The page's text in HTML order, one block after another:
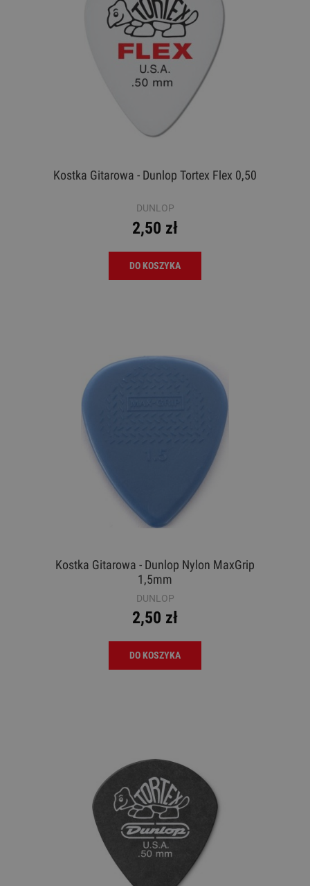
Kostka Gitarowa - Dunlop Tortex Flex 0,50
DUNLOP
2,50 zł
DO KOSZYKA
Kostka Gitarowa - Dunlop Nylon MaxGrip
1,5mm
DUNLOP
2,50 zł
DO KOSZYKA